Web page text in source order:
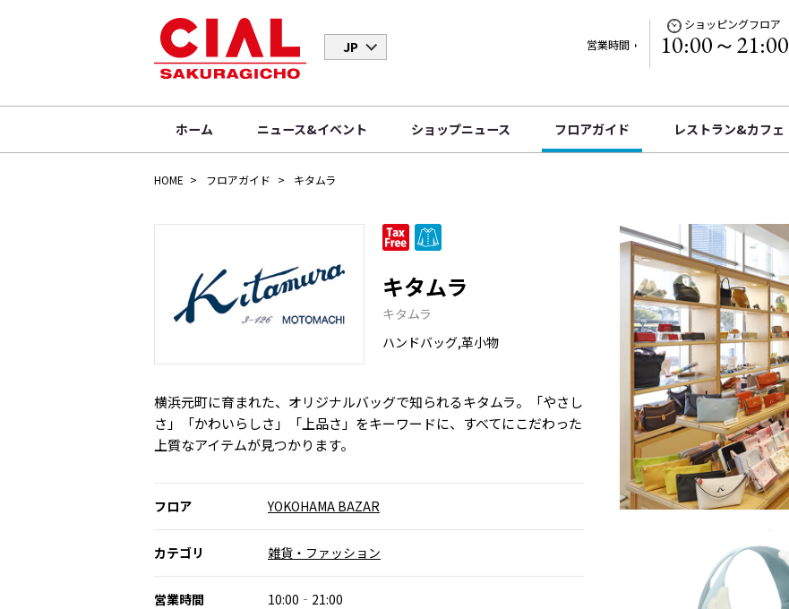
営業時間
ショッピングフロア
10:00～21:00
ホーム ニュース&イベント ショップニュース フロアガイド レストラン&カフェ
JP
HOME フロアガイド キタムラ
キタムラ
キタムラ
ハンドバッグ,革小物
横浜元町に育まれた、オリジナルバッグで知られるキタムラ。「やさし
さ」「かわいらしさ」「上品さ」をキーワードに、すべてにこだわった
上質なアイテムが見つかります。
フロア YOKOHAMA BAZAR
カテゴリ 雑貨・ファッション
営業時間 10:00‐21:00